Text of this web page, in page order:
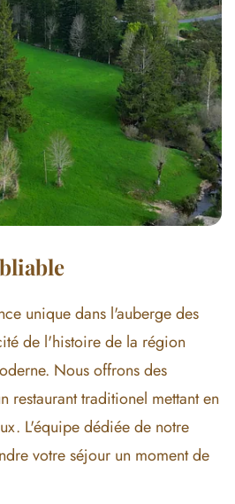
unique dans l'auberge des
de l'histoire de la région
Nous offrons des
restaurant traditionel mettant en
L'équipe dédiée de notre
votre séjour un moment de